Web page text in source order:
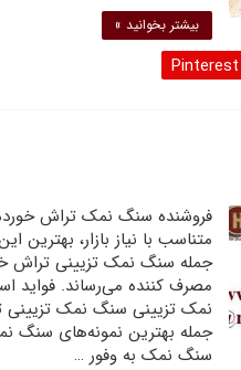
بیشتر بخوانید »
Pinterest
فروشنده سنگ نمک تراش خورده
متناسب با نیاز بازار، بهترین
جمله سنگ نمک تزیینی تراش
مصرف کننده می‌رساند. فواید
نمک تزیینی سنگ نمک تزیینی
جمله بهترین نمونه‌های سنگ
سنگ نمک به وفور …